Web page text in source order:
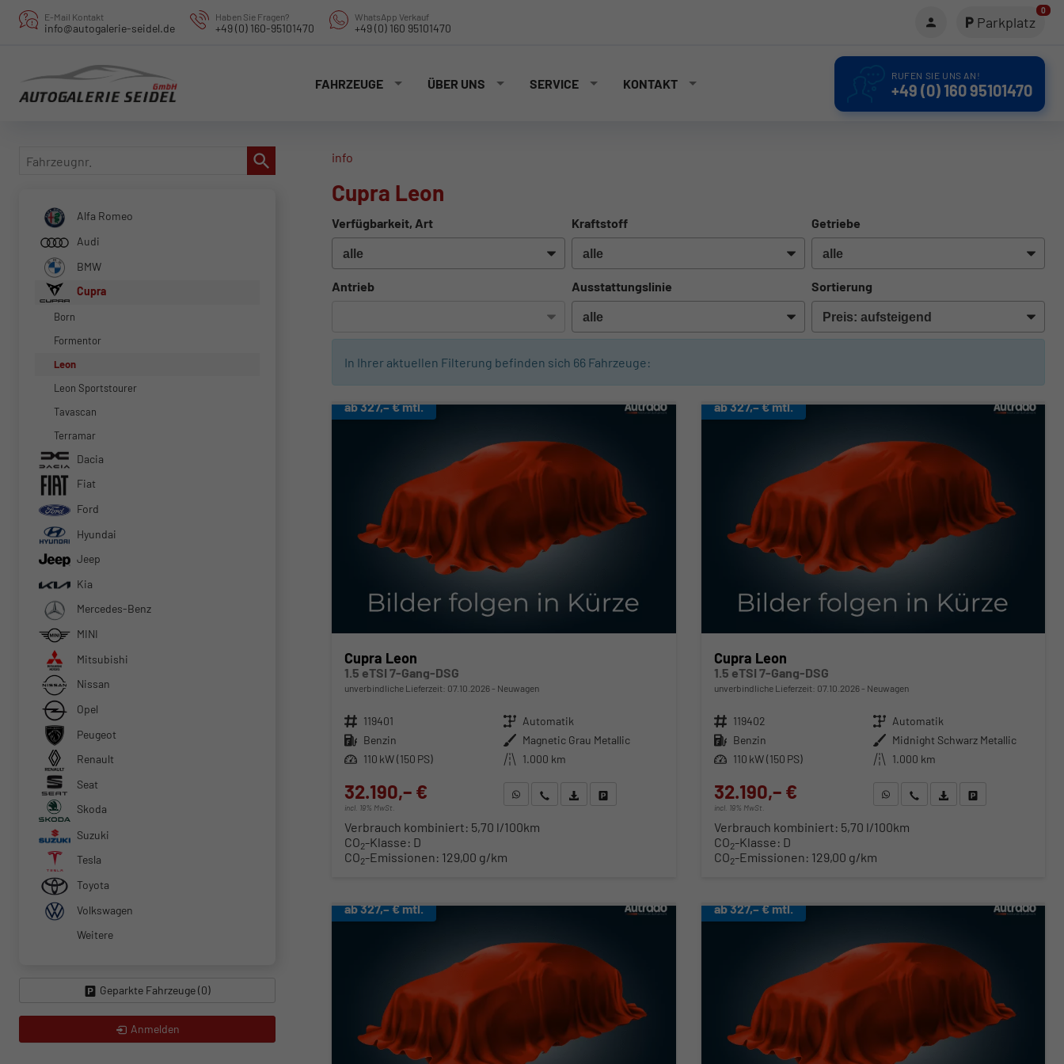
E-Mail Kontakt
info@autogalerie-seidel.de
Haben Sie Fragen?
+49 (0) 160-95101470
WhatsApp Verkauf
+49 (0) 160 95101470 Parkplatz
0
FAHRZEUGE ÜBER UNS SERVICE KONTAKT
RUFEN SIE UNS AN!
+49 (0) 160 95101470
info
Cupra Leon
Verfügbarkeit, Art Kraftstoff Getriebe
Antrieb Ausstattungslinie Sortierung
In Ihrer aktuellen Filterung befinden sich 66 Fahrzeuge:
ab 327,– € mtl.
Cupra Leon
1.5 eTSI 7-Gang-DSG
unverbindliche Lieferzeit: 07.10.2026 Neuwagen
Fahrzeugnr. 119401 Getriebe Automatik
Kraftstoff Benzin Außenfarbe Magnetic Grau Metallic
Leistung 110 kW (150 PS) Kilometerstand 1.000 km
32.190,– €
incl. 19% MwSt.
WhatsApp anfragen
Wir rufen Sie anFahrzeugexposé (PDF)
Verbrauch kombiniert: 5,70 l/100km
CO2-Klasse: D
CO2-Emissionen: 129,00 g/km
ab 327,– € mtl.
Cupra Leon
1.5 eTSI 7-Gang-DSG
unverbindliche Lieferzeit: 07.10.2026 Neuwagen
Fahrzeugnr. 119402 Getriebe Automatik
Kraftstoff Benzin Außenfarbe Midnight Schwarz Metallic
Leistung 110 kW (150 PS) Kilometerstand 1.000 km
32.190,– €
incl. 19% MwSt.
WhatsApp anfragen
Wir rufen Sie anFahrzeugexposé (PDF)
Fahrzeug parken
Verbrauch kombiniert: 5,70 l/100km
CO2-Klasse: D
CO2-Emissionen: 129,00 g/km
ab 327,– € mtl. ab 327,– € mtl.
Fahrzeugnr.
Alfa Romeo
Audi
BMW
Cupra
Born
Formentor
Leon
Leon Sportstourer
Tavascan
Terramar
Dacia
Fiat
Ford
Hyundai
Jeep
Kia
Mercedes-Benz
MINI
Mitsubishi
Nissan
Opel
Peugeot
Renault
Seat
Skoda
Suzuki
Tesla
Toyota
Volkswagen
Weitere
Geparkte Fahrzeuge (0)
Anmelden